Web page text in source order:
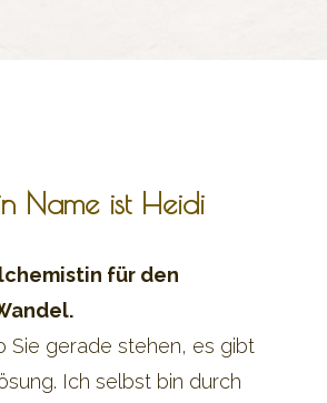
Name ist Heidi
für den
Sie gerade stehen, es gibt
Ich selbst bin durch